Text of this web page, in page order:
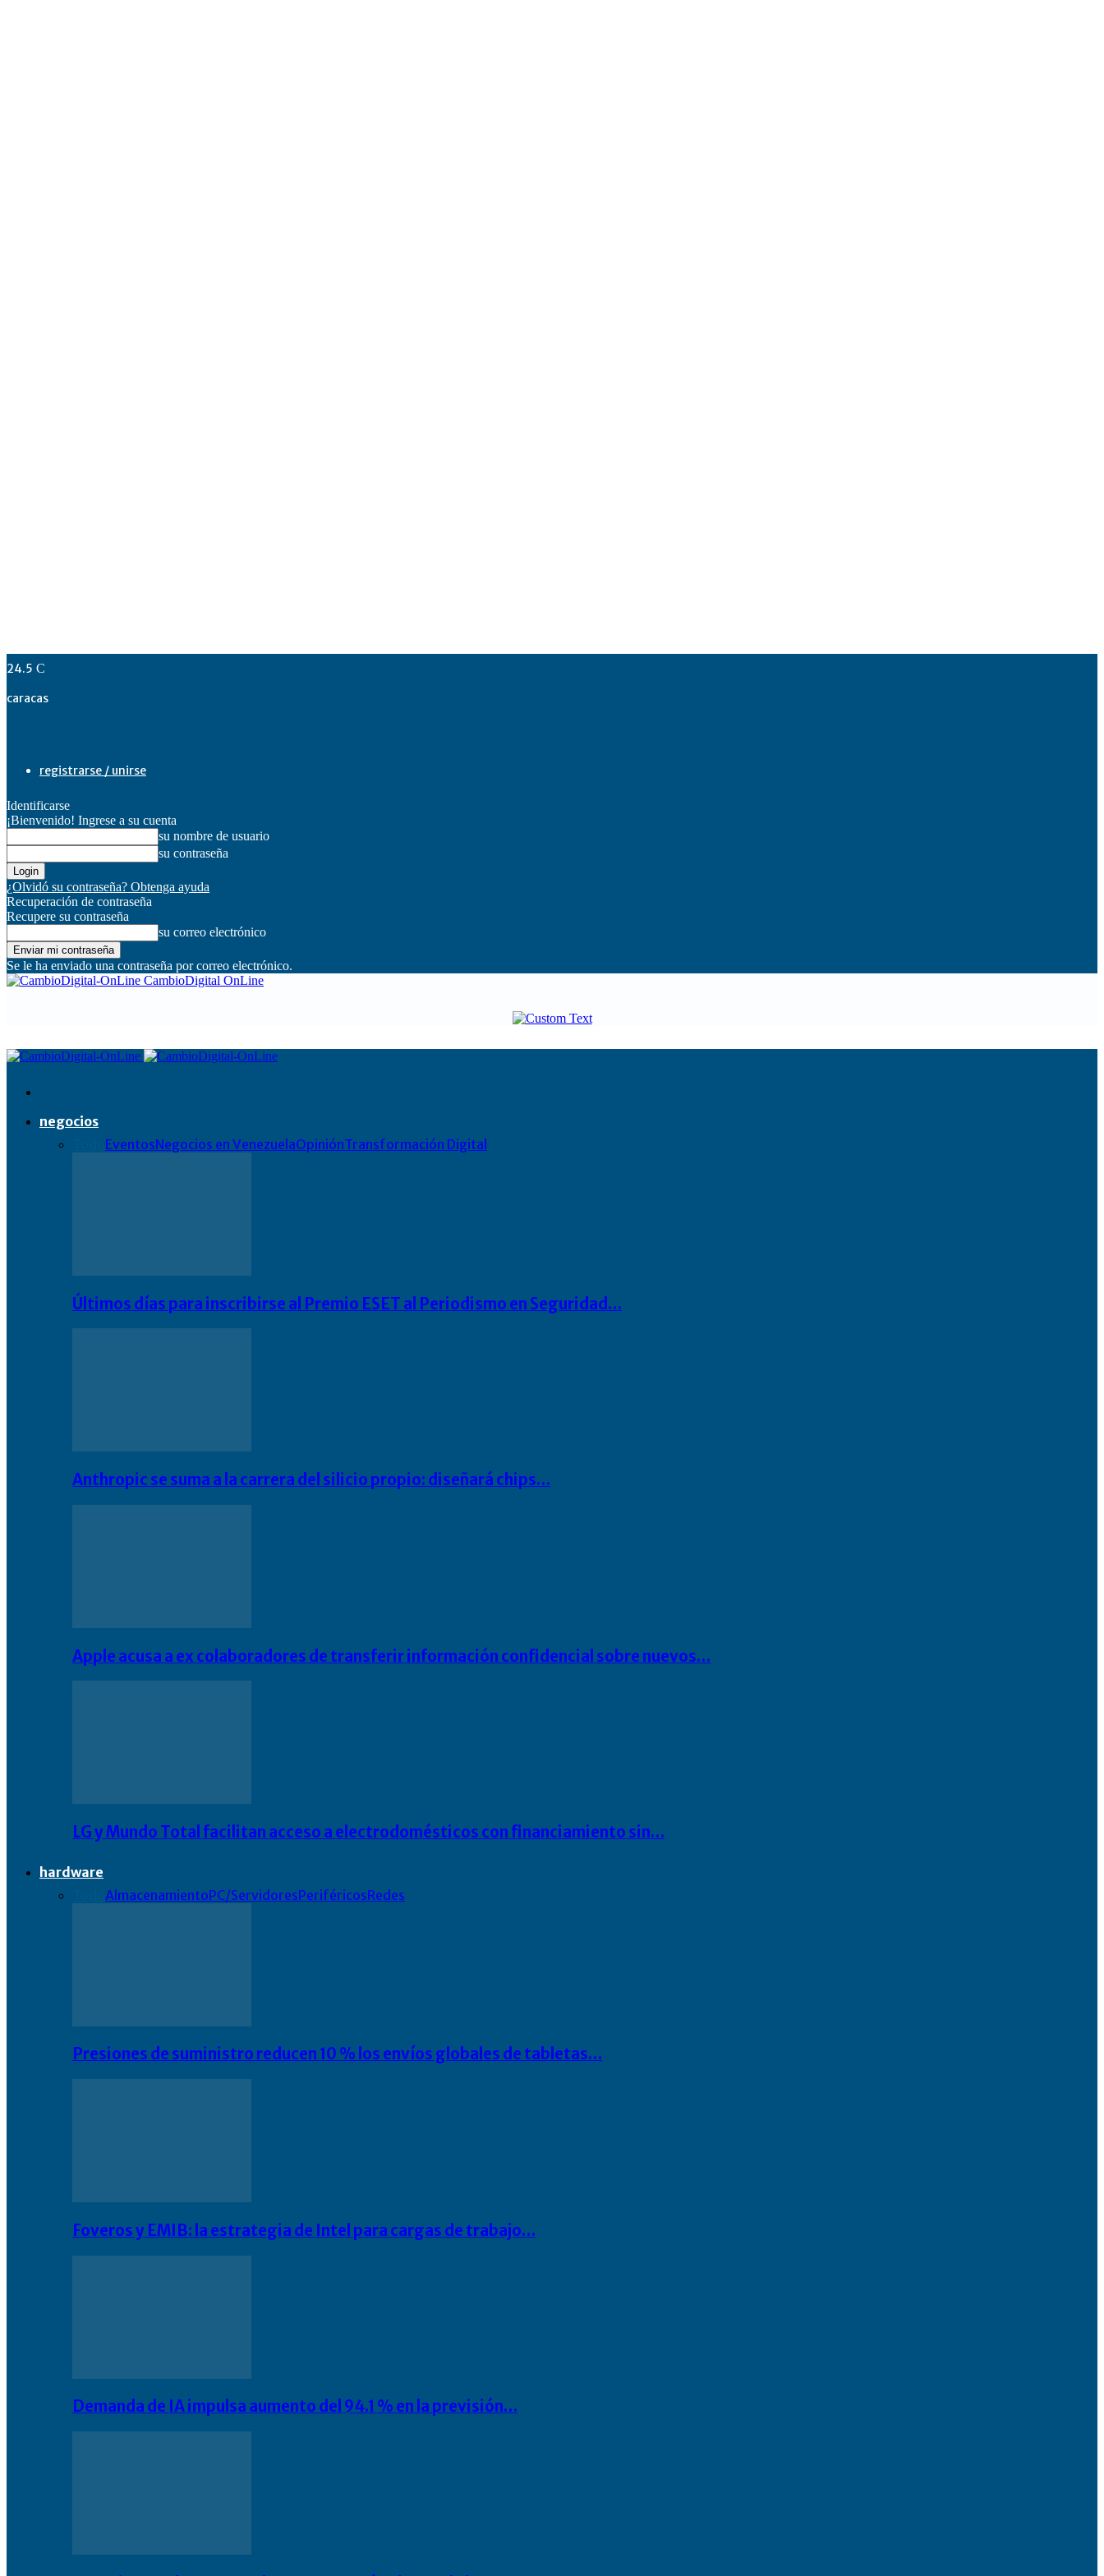
24.5 C
caracas
registrarse / unirse
Identificarse
¡Bienvenido! Ingrese a su cuenta
su nombre de usuario
su contraseña
¿Olvidó su contraseña? Obtenga ayuda
Recuperación de contraseña
Recupere su contraseña
su correo electrónico
Se le ha enviado una contraseña por correo electrónico.
CambioDigital OnLine
negocios
EventosNegocios en VenezuelaOpiniónTransformación Digital
Últimos días para inscribirse al Premio ESET al Periodismo en Seguridad…
Anthropic se suma a la carrera del silicio propio: diseñará chips…
Apple acusa a ex colaboradores de transferir información confidencial sobre nuevos…
LG y Mundo Total facilitan acceso a electrodomésticos con financiamiento sin…
hardware
AlmacenamientoPC/ServidoresPeriféricosRedes
Presiones de suministro reducen 10 % los envíos globales de tabletas…
Foveros y EMIB: la estrategia de Intel para cargas de trabajo…
Demanda de IA impulsa aumento del 94.1 % en la previsión…